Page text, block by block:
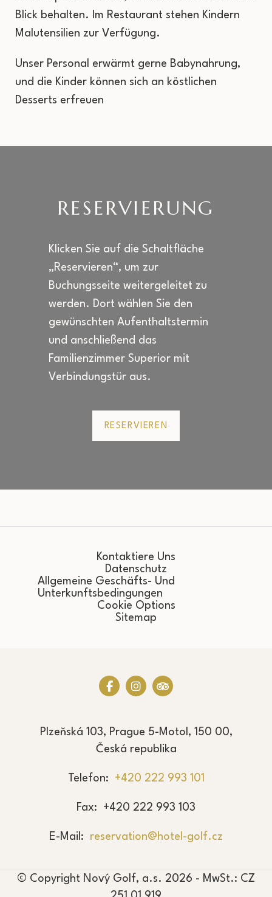
Blick behalten. Im Restaurant stehen Kindern
Malutensilien zur Verfügung.
Unser Personal erwärmt gerne Babynahrung,
und die Kinder können sich an köstlichen
Desserts erfreuen
RESERVIERUNG
Klicken Sie auf die Schaltfläche
„Reservieren“, um zur
Buchungsseite weitergeleitet zu
werden. Dort wählen Sie den
gewünschten Aufenthaltstermin
und anschließend das
Familienzimmer Superior mit
Verbindungstür aus.
RESERVIEREN
Kontaktiere Uns
Datenschutz
Allgemeine Geschäfts- Und
Unterkunftsbedingungen
Cookie Options
Sitemap
Plzeňská 103, Prague 5-Motol, 150 00,
Česká republika
Telefon +420 222 993 101
Fax +420 222 993 103
E-Mail reservation@hotel-golf.cz
© Copyright Nový Golf, a.s. 2026 - MwSt.: CZ